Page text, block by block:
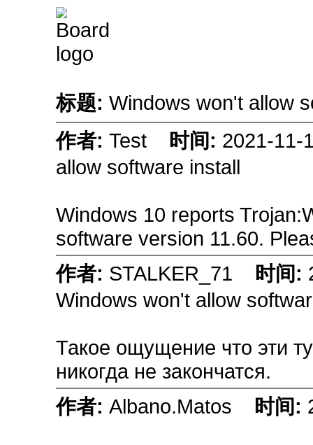
标题: Windows won't allow
作者: Test 时间: 2021-
allow software install
Windows 10 reports
software version 11.60.
作者: STALKER_71 时间:
Windows won't allow
Такое ощущение что эти
никогда не закончатся.
作者: Albano.Matos 时间: